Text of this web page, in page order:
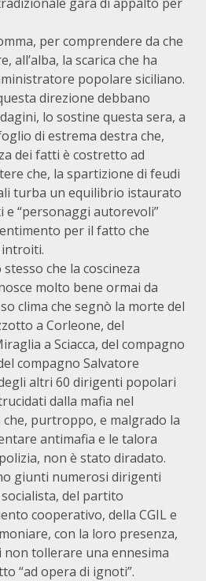
per comprendere da che
all’alba, la scarica che ha
popolare siciliano.
direzione debbano
lo sostine questa sera, a
di estrema destra che,
dei fatti è costretto ad
che, la spartizione di feudi
turba un equilibrio istaurato
e “personaggi autorevoli”
per il fatto che
che la coscineza
molto bene ormai da
clima che segnò la morte del
a Corleone, del
a Sciacca, del compagno
compagno Salvatore
altri 60 dirigenti popolari
dalla mafia nel
purtroppo, e malgrado la
antimafia e le talora
non è stato diradato.
giunti numerosi dirigenti
del partito
cooperativo, della CGIL e
con la loro presenza,
non tollerare una ennesima
“ad opera di ignoti”.